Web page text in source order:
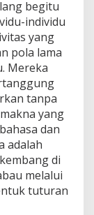
begitu
individu
yang
pola lama
Mereka
tanpa
yang
dan
adalah
di
melalui
tuturan